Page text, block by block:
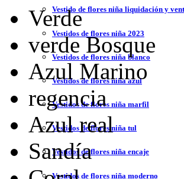
Vestido de flores niña liquidación y
Vestidos de flores niña 2023
Vestidos de flores niña blanco
Vestidos de flores niña azul
Vestidos de flores niña marfil
Vestidos de flores niña tul
Vestidos de flores niña encaje
Vestidos de flores niña moderno
Verde
verde Bosque
Azul Marino
regencia
Azul real
Sandía